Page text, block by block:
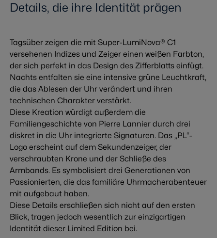
Details, die ihre Identität prägen
Tagsüber zeigen die mit Super-LumiNova® C1
versehenen Indizes und Zeiger einen weißen Farbton,
der sich perfekt in das Design des Zifferblatts einfügt.
Nachts entfalten sie eine intensive grüne Leuchtkraft,
die das Ablesen der Uhr verändert und ihren
technischen Charakter verstärkt.
Diese Kreation würdigt außerdem die
Familiengeschichte von Pierre Lannier durch drei
diskret in die Uhr integrierte Signaturen. Das „PL“-
Logo erscheint auf dem Sekundenzeiger, der
verschraubten Krone und der Schließe des
Armbands. Es symbolisiert drei Generationen von
Passionierten, die das familiäre Uhrmacherabenteuer
mit aufgebaut haben.
Diese Details erschließen sich nicht auf den ersten
Blick, tragen jedoch wesentlich zur einzigartigen
Identität dieser Limited Edition bei.